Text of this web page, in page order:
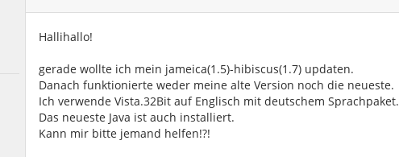
Hallihallo!
gerade wollte ich mein jameica(1.5)-hibiscus(1.7) updaten.
Danach funktionierte weder meine alte Version noch die neueste.
Ich verwende Vista.32Bit auf Englisch mit deutschem Sprachpaket.
Das neueste Java ist auch installiert.
Kann mir bitte jemand helfen!?!